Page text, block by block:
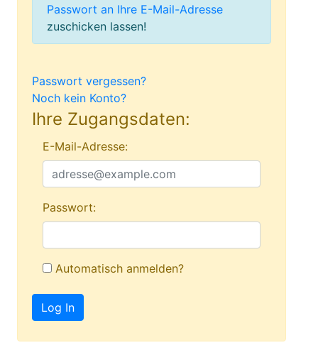
Passwort an Ihre E-Mail-Adresse
zuschicken lassen!
Passwort vergessen?
Noch kein Konto?
Ihre Zugangsdaten:
E-Mail-Adresse:
Passwort:
Automatisch anmelden?